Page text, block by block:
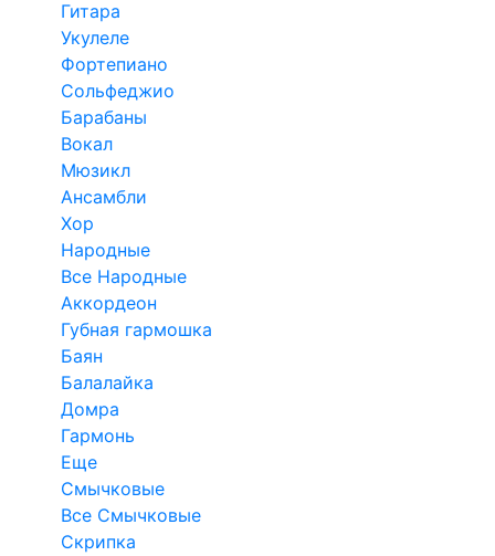
Гитара
Укулеле
Фортепиано
Сольфеджио
Барабаны
Вокал
Мюзикл
Ансамбли
Хор
Народные
Все Народные
Аккордеон
Губная гармошка
Баян
Балалайка
Домра
Гармонь
Еще
Смычковые
Все Смычковые
Скрипка